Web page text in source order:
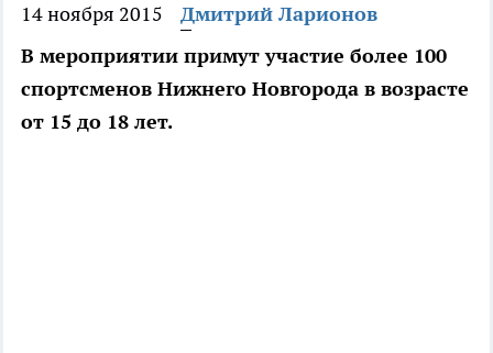
14 ноября 2015
Дмитрий Ларионов
В мероприятии примут участие более 100
спортсменов Нижнего Новгорода в возрасте
от 15 до 18 лет.